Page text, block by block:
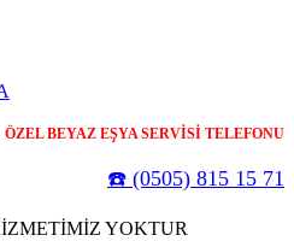
ÖZEL BEYAZ EŞYA SERVİSİ TELEFONU
☎️ (0505) 815 15 71
YOKTUR